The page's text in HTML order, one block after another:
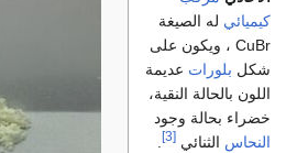
كيميائي له الصيغة
CuBr ، ويكون على
شكل بلورات عديمة
اللون بالحالة النقية،
خضراء بحالة وجود
النحاس الثنائي [3]